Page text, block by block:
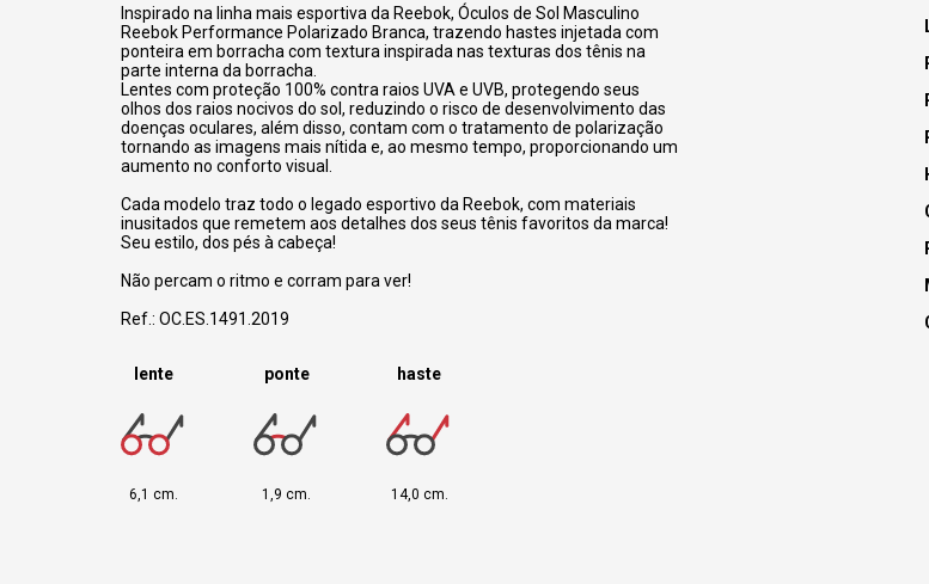
Inspirado na linha mais esportiva da Reebok, Óculos de Sol Masculino
Reebok Performance Polarizado Branca, trazendo hastes injetada com
ponteira em borracha com textura inspirada nas texturas dos tênis na
parte interna da borracha.
Lentes com proteção 100% contra raios UVA e UVB, protegendo seus
olhos dos raios nocivos do sol, reduzindo o risco de desenvolvimento das
doenças oculares, além disso, contam com o tratamento de polarização
tornando as imagens mais nítida e, ao mesmo tempo, proporcionando um
aumento no conforto visual.
Cada modelo traz todo o legado esportivo da Reebok, com materiais
inusitados que remetem aos detalhes dos seus tênis favoritos da marca!
Seu estilo, dos pés à cabeça!
Não percam o ritmo e corram para ver!
Ref.: OC.ES.1491.2019
lente
6,1 cm.
ponte
1,9 cm.
haste
14,0 cm.